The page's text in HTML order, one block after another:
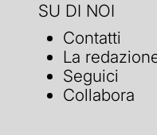
SU DI NOI
Contatti
La
Seguici
Collabora